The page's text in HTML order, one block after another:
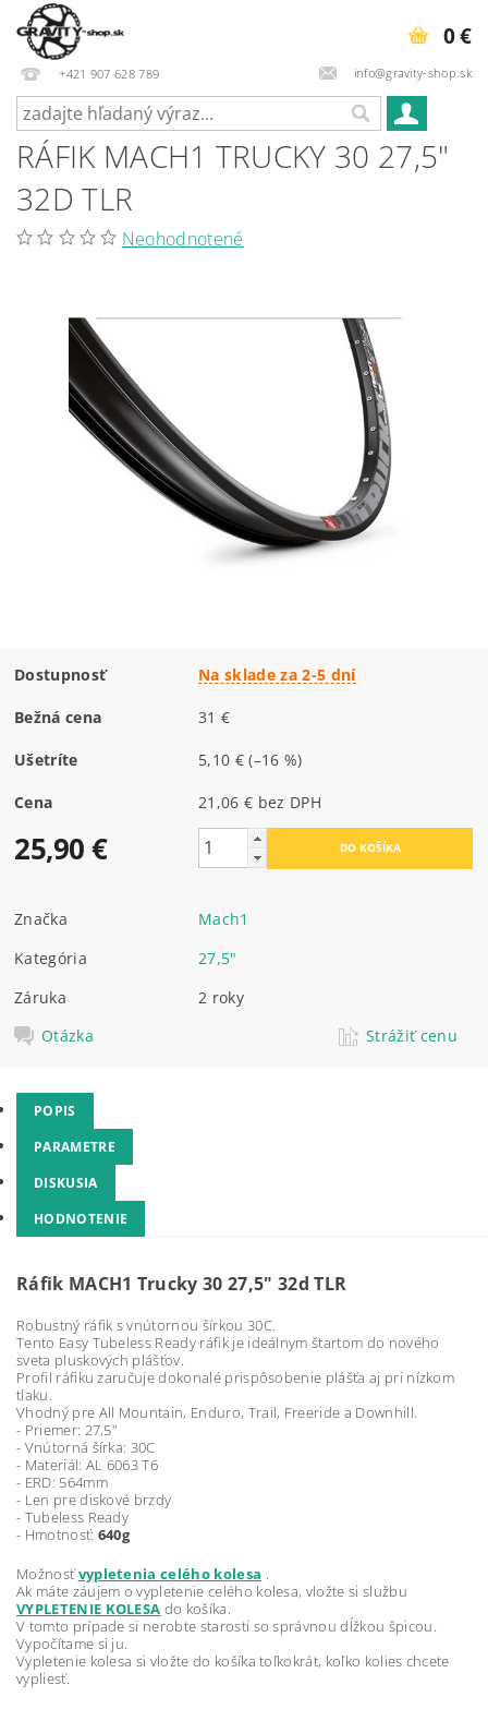
+421 907 628 789 info@gravity-shop.sk
0 €
RÁFIK MACH1 TRUCKY 30 27,5"
32D TLR
Neohodnotené
Dostupnosť Na sklade za 2-5 dní
Bežná cena 31 €
Ušetríte 5,10 €(–16 %)
Cena 21,06 € bez DPH
25,90 €
Značka
Mach1
Kategória
27,5"
Záruka
2 roky
Otázka
Strážiť cenu
POPIS
PARAMETRE
DISKUSIA
HODNOTENIE
Ráfik MACH1 Trucky 30 27,5" 32d TLR
Robustný ráfik s vnútornou šírkou 30C.
Tento Easy Tubeless Ready ráfik je ideálnym štartom do nového
sveta pluskových plášťov.
Profil ráfiku zaručuje dokonalé prispôsobenie plášťa aj pri nízkom
tlaku.
Vhodný pre All Mountain, Enduro, Trail, Freeride a Downhill.
- Priemer: 27,5"
- Vnútorná šírka: 30C
- Materiál: AL 6063 T6
- ERD: 564mm
- Len pre diskové brzdy
- Tubeless Ready
- Hmotnosť: 640g
Možnosťvypletenia celého kolesa .
Ak máte záujem o vypletenie celého kolesa, vložte si službu
VYPLETENIE KOLESA do košíka.
V tomto prípade si nerobte starosti so správnou dĺžkou špicou.
Vypočítame si ju.
Vypletenie kolesa si vložte do košíka toľkokrát, koľko kolies chcete
vypliesť.